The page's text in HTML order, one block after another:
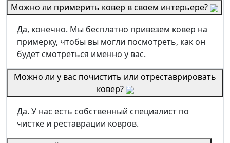
Можно ли примерить ковер в своем интерьере?
Да, конечно. Мы бесплатно привезем ковер на
примерку, чтобы вы могли посмотреть, как он
будет смотреться именно у вас.
Можно ли у вас почистить или отреставрировать
ковер?
Да. У нас есть собственный специалист по
чистке и реставрации ковров.